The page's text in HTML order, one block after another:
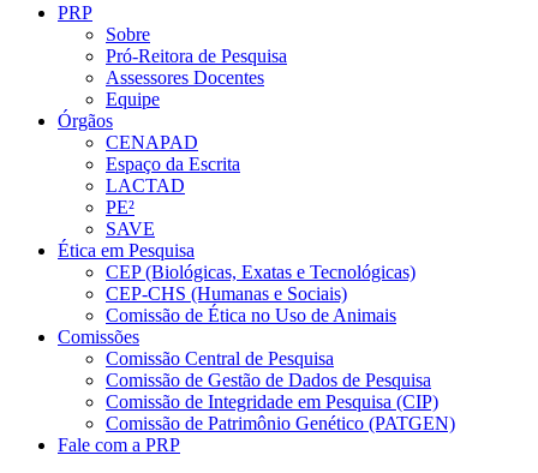
PRP
Sobre
Pró-Reitora de Pesquisa
Assessores Docentes
Equipe
Órgãos
CENAPAD
Espaço da Escrita
LACTAD
PE²
SAVE
Ética em Pesquisa
CEP (Biológicas, Exatas e Tecnológicas)
CEP-CHS (Humanas e Sociais)
Comissão de Ética no Uso de Animais
Comissões
Comissão Central de Pesquisa
Comissão de Gestão de Dados de Pesquisa
Comissão de Integridade em Pesquisa (CIP)
Comissão de Patrimônio Genético (PATGEN)
Fale com a PRP